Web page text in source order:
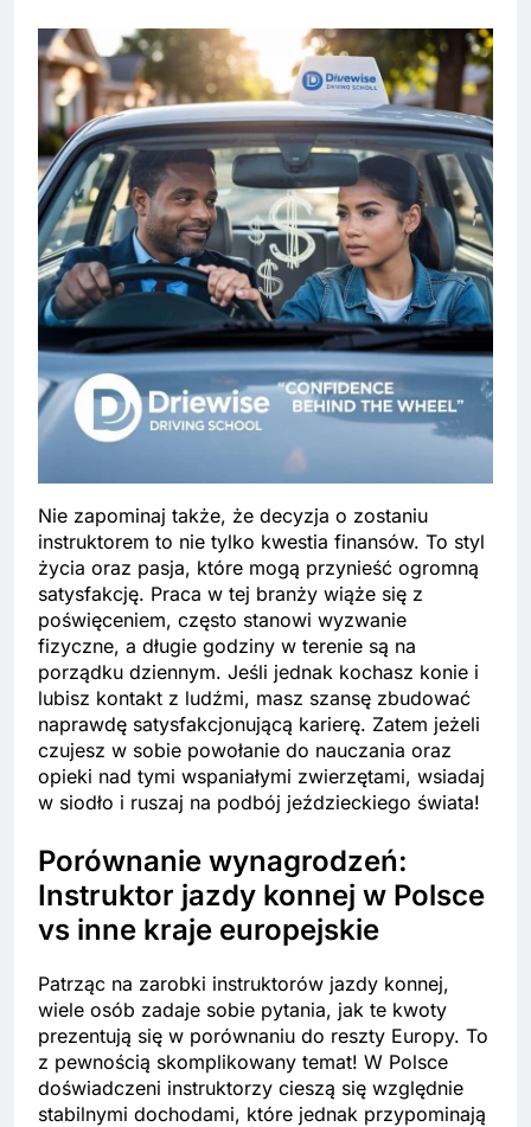
Nie zapominaj także, że decyzja o zostaniu
instruktorem to nie tylko kwestia finansów. To styl
życia oraz pasja, które mogą przynieść ogromną
satysfakcję. Praca w tej branży wiąże się z
poświęceniem, często stanowi wyzwanie
fizyczne, a długie godziny w terenie są na
porządku dziennym. Jeśli jednak kochasz konie i
lubisz kontakt z ludźmi, masz szansę zbudować
naprawdę satysfakcjonującą karierę. Zatem jeżeli
czujesz w sobie powołanie do nauczania oraz
opieki nad tymi wspaniałymi zwierzętami, wsiadaj
w siodło i ruszaj na podbój jeździeckiego świata!
Porównanie wynagrodzeń:
Instruktor jazdy konnej w Polsce
vs inne kraje europejskie
Patrząc na zarobki instruktorów jazdy konnej,
wiele osób zadaje sobie pytania, jak te kwoty
prezentują się w porównaniu do reszty Europy. To
z pewnością skomplikowany temat! W Polsce
doświadczeni instruktorzy cieszą się względnie
stabilnymi dochodami, które jednak przypominają